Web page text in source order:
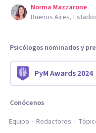
Norma Mazzarone
Buenos Aires,
Psicólogos nominados y
PyM Awards 2024
Conócenos
Equipo
Redactores